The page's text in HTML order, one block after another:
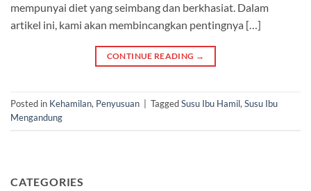
mempunyai diet yang seimbang dan berkhasiat. Dalam
artikel ini, kami akan membincangkan pentingnya […]
CONTINUE READING →
Posted in Kehamilan, Penyusuan TaggedSusu Ibu Hamil,Susu Ibu
Mengandung
CATEGORIES